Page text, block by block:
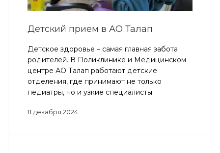
Детский прием в АО Талап
Детское здоровье – самая главная забота
родителей. В Поликлинике и Медицинском
центре АО Талап работают детские
отделения, где принимают не только
педиатры, но и узкие специалисты.
11 декабря 2024